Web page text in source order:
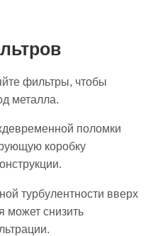
фильтры, чтобы
металла.
поломки
коробку
турбулентности вверх
может снизить